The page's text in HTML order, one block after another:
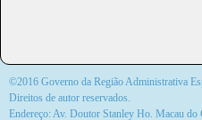
©2016 Governo da Região Administrativa
Direitos de autor reservados.
Endereço: Av. Doutor Stanley Ho. Macau